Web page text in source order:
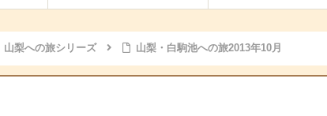
山梨への旅シリーズ 山梨・白駒池への旅2013年10月